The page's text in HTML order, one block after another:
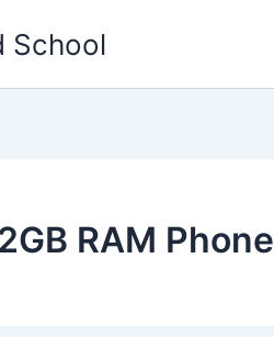
School
RAM Phone